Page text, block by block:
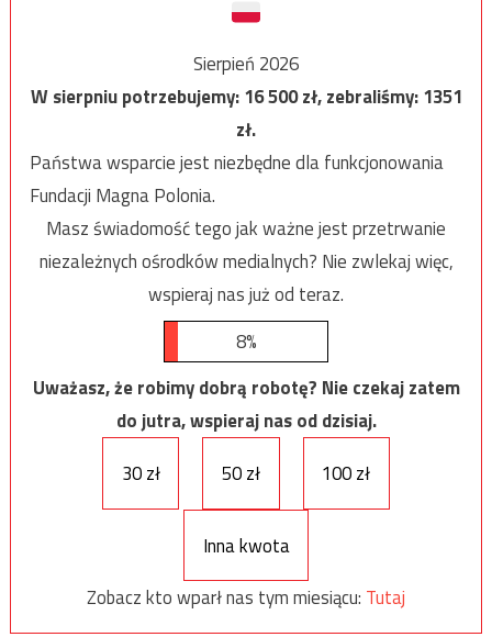
Sierpień 2026
W sierpniu potrzebujemy:16 500zł, zebraliśmy:1351
zł.
Państwa wsparcie jest niezbędne dla funkcjonowania
Fundacji Magna Polonia.
Masz świadomość tego jak ważne jest przetrwanie
niezależnych ośrodków medialnych? Nie zwlekaj więc,
wspieraj nas już od teraz.
8%
Uważasz, że robimy dobrą robotę? Nie czekaj zatem
do jutra, wspieraj nas od dzisiaj.
30 zł
50 zł 100 zł
Inna kwota
Zobacz kto wparł nas tym miesiącu: Tutaj